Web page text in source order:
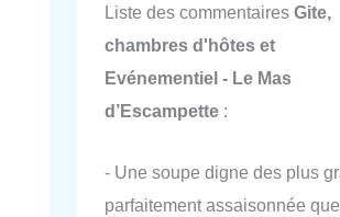
Liste des commentaires Gite,
chambres d'hôtes et
Evénementiel - Le Mas
d’Escampette :
- Une soupe digne des plus
parfaitement assaisonnée